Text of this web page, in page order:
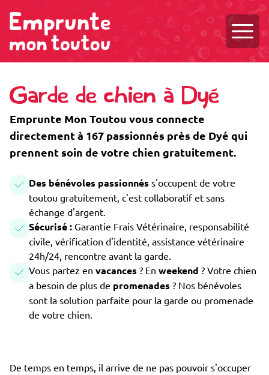
Garde de chien à Dyé
Emprunte Mon Toutou vous connecte
directement à 167 passionnés près de Dyé qui
prennent soin de votre chien gratuitement.
Des bénévoles passionnés s'occupent de votre
toutou gratuitement, c'est collaboratif et sans
échange d'argent.
Sécurisé : Garantie Frais Vétérinaire, responsabilité
civile, vérification d'identité, assistance vétérinaire
24h/24, rencontre avant la garde.
Vous partez en vacances ? En weekend ? Votre chien
a besoin de plus de promenades ? Nos bénévoles
sont la solution parfaite pour la garde ou promenade
de votre chien.
De temps en temps, il arrive de ne pas pouvoir s'occuper